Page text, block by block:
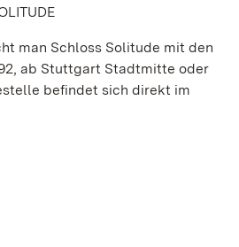
man Schloss Solitude mit den
ab Stuttgart Stadtmitte oder
befindet sich direkt im